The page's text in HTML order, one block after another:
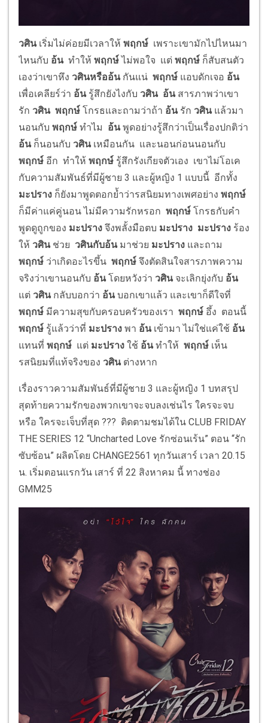
วศิน เริ่มไม่ค่อยมีเวลาให้ พฤกษ์ เพราะเขามักไปไหนมา
ไหนกับ อ้น ทำให้ พฤกษ์ไม่พอใจ แต่ พฤกษ์ ก็สับสนตัว
เองว่าเขาหึง วศินหรืออ้นกันแน่ พฤกษ์ แอบดักเจอ อ้น
เพื่อเคลียร์ว่า อ้น รู้สึกยังไงกับ วศิน อ้นสารภาพว่าเขา
รัก วศิน พฤกษ์ โกรธและถามว่าถ้า อ้น รัก วศินแล้วมา
นอนกับ พฤกษ์ ทำไม อ้นพูดอย่างรู้สึกว่าเป็นเรื่องปกติว่า
อ้น ก็นอนกับ วศิน เหมือนกัน และนอนก่อนนอนกับ
พฤกษ์ อีก ทำให้ พฤกษ์ รู้สึกรังเกียจตัวเอง เขาไม่โอเค
กับความสัมพันธ์ที่มีผู้ชาย 3 และผู้หญิง 1 แบบนี้ อีกทั้ง
มะปราง ก็ยังมาพูดตอกย้ำว่ารสนิยมทางเพศอย่าง พฤกษ์
ก็มีค่าแค่คู่นอน ไม่มีความรักหรอก พฤกษ์ โกรธกับคำ
พูดดูถูกของ มะปราง จึงพลั้งมือตบ มะปราง มะปราง ร้อง
ให้ วศิน ช่วย วศินกับอ้นมาช่วย มะปราง และถาม
พฤกษ์ ว่าเกิดอะไรขึ้น พฤกษ์ จึงตัดสินใจสารภาพความ
จริงว่าเขานอนกับ อ้นโดยหวังว่า วศิน จะเลิกยุ่งกับ อ้น
แต่ วศิน กลับบอกว่า อ้นบอกเขาแล้ว และเขาก็ดีใจที่
พฤกษ์ มีความสุขกับครอบครัวของเรา พฤกษ์ อึ้ง ตอนนี้
พฤกษ์ รู้แล้วว่าที่ มะปราง พา อ้นเข้ามา ไม่ใช่แค่ใช้ อ้น
แทนที่ พฤกษ์ แต่ มะปราง ใช้ อ้นทำให้ พฤกษ์ เห็น
รสนิยมที่แท้จริงของ วศิน ต่างหาก
เรื่องราวความสัมพันธ์ที่มีผู้ชาย 3 และผู้หญิง 1 บทสรุป
สุดท้ายความรักของพวกเขาจะจบลงเช่นไร ใครจะจบ
หรือ ใครจะเจ็บที่สุด ??? ติดตามชมได้ใน CLUB FRIDAY
THE SERIES 12 “Uncharted Love รักซ่อนเร้น” ตอน “รัก
ซับซ้อน” ผลิตโดย CHANGE2561 ทุกวันเสาร์ เวลา 20.15
น. เริ่มตอนแรกวัน เสาร์ ที่ 22 สิงหาคม นี้ ทางช่อง
GMM25